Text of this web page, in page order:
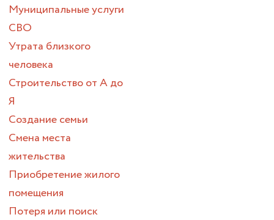
Муниципальные услуги
СВО
Утрата близкого
человека
Строительство от А до
Я
Создание семьи
Смена места
жительства
Приобретение жилого
помещения
Потеря или поиск